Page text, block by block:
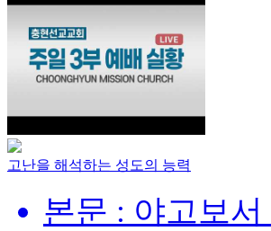
고난을 해석하는 성도의 능력
본문 : 야고보서